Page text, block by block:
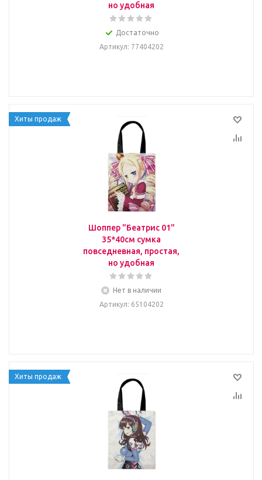
но удобная
Достаточно
Артикул: 77404202
Хиты продаж
Шоппер "Беатрис 01"
35*40см сумка
повседневная, простая,
но удобная
Нет в наличии
Артикул: 65104202
Хиты продаж